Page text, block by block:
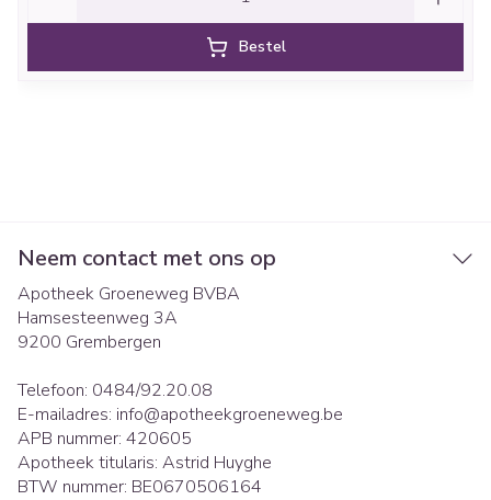
Bestel
Neem contact met ons op
Apotheek Groeneweg BVBA
Hamsesteenweg 3A
9200 Grembergen
Telefoon: 0484/92.20.08
E-mailadres: info@apotheekgroeneweg.be
APB nummer: 420605
Apotheek titularis: Astrid Huyghe
BTW nummer: BE0670506164